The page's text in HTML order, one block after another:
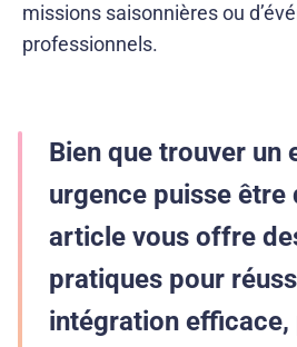
missions saisonnières ou
professionnels.
Bien que trouver un
urgence puisse
article vous offre
pratiques pour
intégration efficace,